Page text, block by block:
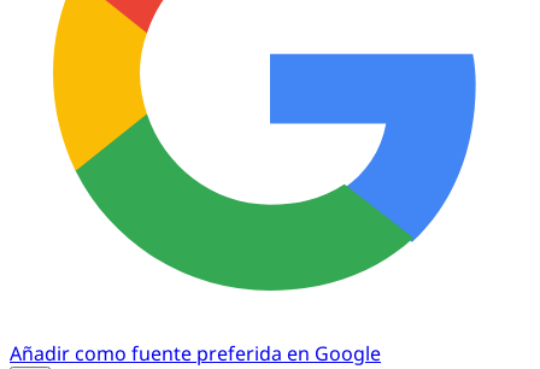
Añadir como fuente preferida en Google